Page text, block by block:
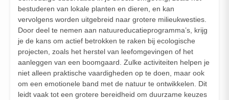
bestuderen van lokale planten en dieren, en kan
vervolgens worden uitgebreid naar grotere milieukwesties.
Door deel te nemen aan natuureducatieprogramma’s, krijg
je de kans om actief betrokken te raken bij ecologische
projecten, zoals het herstel van leefomgevingen of het
aanleggen van een boomgaard. Zulke activiteiten helpen je
niet alleen praktische vaardigheden op te doen, maar ook
om een emotionele band met de natuur te ontwikkelen. Dit
leidt vaak tot een grotere bereidheid om duurzame keuzes